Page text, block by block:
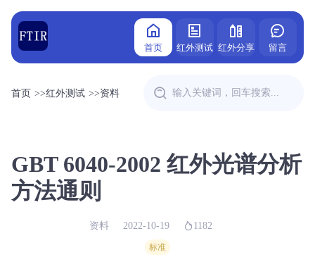
首页 红外测试 红外分享 留言
首页 >>红外测试 >>资料
GBT 6040-2002 红外光谱分析
方法通则
资料 2022-10-19 1182
标准